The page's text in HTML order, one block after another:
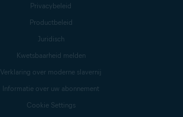
Privacybeleid
Productbeleid
Juridisch
Kwetsbaarheid melden
Verklaring over moderne slavernij
Informatie over uw abonnement
Cookie Settings